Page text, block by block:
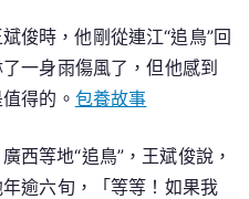
俊時，他剛從連江“追鳥”回
一身雨傷風了，但他感到
得的。 包養故事
西等地“追鳥”，王斌俊說，
逾六旬，「等等！如果我